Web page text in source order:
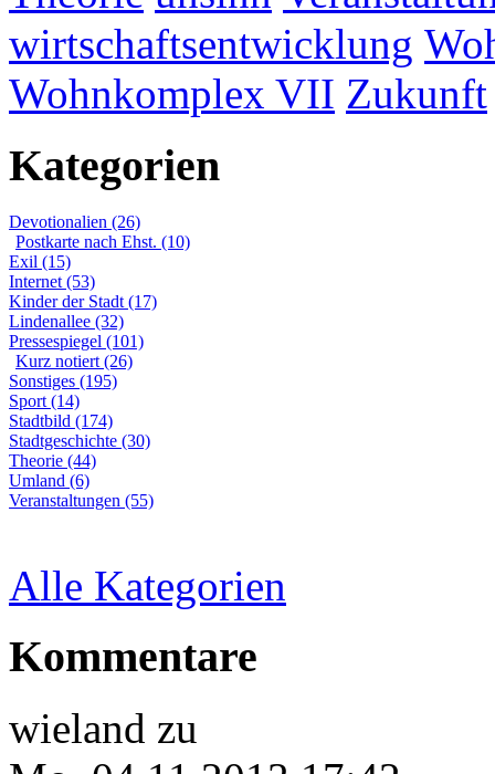
wirtschaftsentwicklung
Wohnkomplex VII Zukunft
Kategorien
Devotionalien (26)
Postkarte nach Ehst. (10)
Exil (15)
Internet (53)
Kinder der Stadt (17)
Lindenallee (32)
Pressespiegel (101)
Kurz notiert (26)
Sonstiges (195)
Sport (14)
Stadtbild (174)
Stadtgeschichte (30)
Theorie (44)
Umland (6)
Veranstaltungen (55)
Alle Kategorien
Kommentare
wieland zu